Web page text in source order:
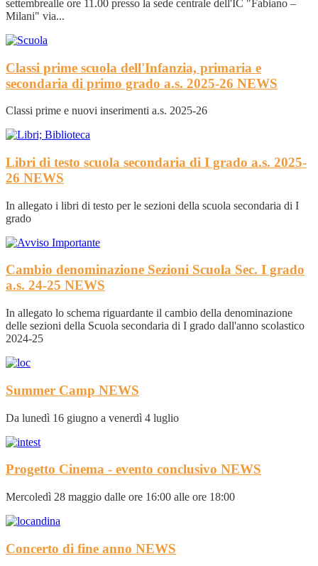
settembrealle ore 11.00 presso la sede centrale dell'IC "Fabiano –
Milani" via...
Classi prime scuola dell'Infanzia, primaria e
secondaria di primo grado a.s. 2025-26 NEWS
Classi prime e nuovi inserimenti a.s. 2025-26
Libri di testo scuola secondaria di I grado a.s. 2025-
26 NEWS
In allegato i libri di testo per le sezioni della scuola secondaria di I
grado
Cambio denominazione Sezioni Scuola Sec. I grado
a.s. 24-25 NEWS
In allegato lo schema riguardante il cambio della denominazione
delle sezioni della Scuola secondaria di I grado dall'anno scolastico
2024-25
Summer Camp NEWS
Da lunedì 16 giugno a venerdì 4 luglio
Progetto Cinema - evento conclusivo NEWS
Mercoledì 28 maggio dalle ore 16:00 alle ore 18:00
Concerto di fine anno NEWS